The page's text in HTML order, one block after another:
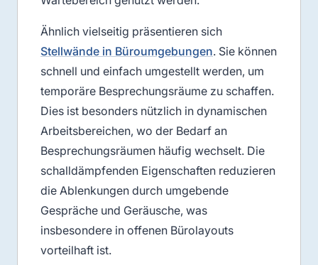
Ähnlich vielseitig präsentieren sich
Stellwände in Büroumgebungen. Sie können
schnell und einfach umgestellt werden, um
temporäre Besprechungsräume zu schaffen.
Dies ist besonders nützlich in dynamischen
Arbeitsbereichen, wo der Bedarf an
Besprechungsräumen häufig wechselt. Die
schalldämpfenden Eigenschaften reduzieren
die Ablenkungen durch umgebende
Gespräche und Geräusche, was
insbesondere in offenen Bürolayouts
vorteilhaft ist.